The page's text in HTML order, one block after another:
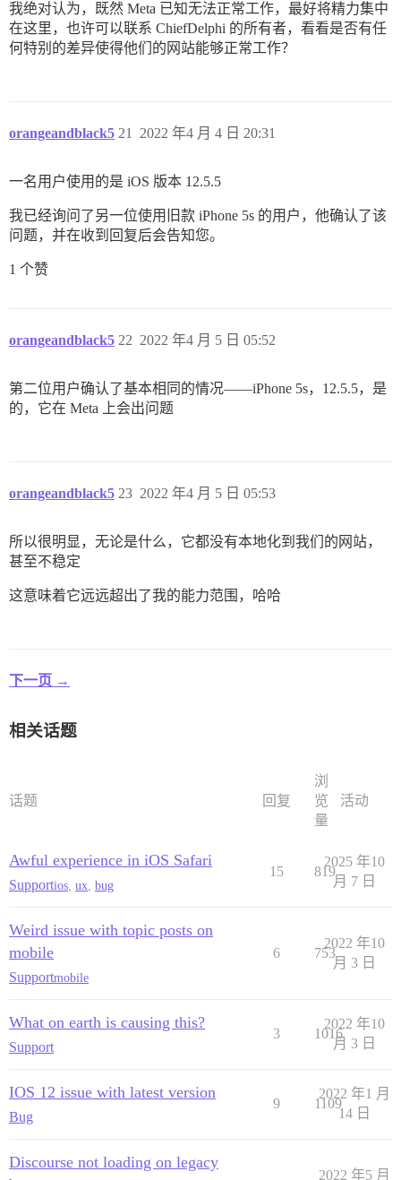
我绝对认为，既然 Meta 已知无法正常工作，最好将精力集中
在这里，也许可以联系 ChiefDelphi 的所有者，看看是否有任
何特别的差异使得他们的网站能够正常工作？
orangeandblack5 2022 年4 月 4 日 20:31
21
一名用户使用的是 iOS 版本 12.5.5
我已经询问了另一位使用旧款 iPhone 5s 的用户，他确认了该
问题，并在收到回复后会告知您。
1 个赞
orangeandblack5 2022 年4 月 5 日 05:52
22
第二位用户确认了基本相同的情况——iPhone 5s，12.5.5，是
的，它在 Meta 上会出问题
orangeandblack5 2022 年4 月 5 日 05:53
23
所以很明显，无论是什么，它都没有本地化到我们的网站，
甚至不稳定
这意味着它远远超出了我的能力范围，哈哈
下一页 →
相关话题
话题 回复
浏
览
量
活动
Awful experience in iOS Safari
Supportios ux bug
15 819
2025 年10
月 7 日
Weird issue with topic posts on
mobile
Supportmobile
6 753
2022 年10
月 3 日
What on earth is causing this?
Support
3 1016
2022 年10
月 3 日
IOS 12 issue with latest version
Bug
9 1109
2022 年1 月
14 日
Discourse not loading on legacy
2022 年5 月